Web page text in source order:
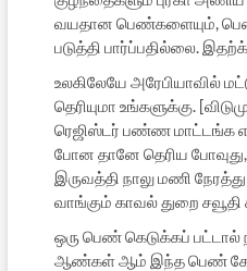
வயதான பெண்களையும்,
படுத்தி பார்ப்பதில்லை.
உலகிலேயே அரேபியாவில்
தெரியுமா உங்களுக்கு.
ரெஜிஸ்டர் பண்ண மாட்டங்க
போன தானே தெரிய
இருவத்தி நாலு மணி
வாங்கும் காவல் துறை சவூதி
ஒரு பெண் கெடுக்கப் பட்டால்
ஆண்கள் ஆம் இந்த பெண்